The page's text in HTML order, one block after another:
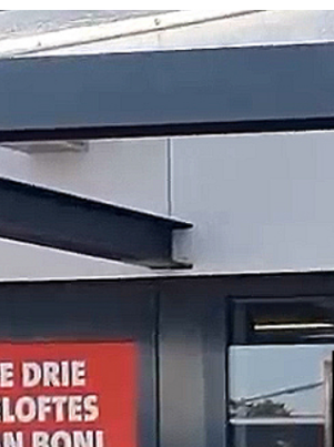
De winkel formule